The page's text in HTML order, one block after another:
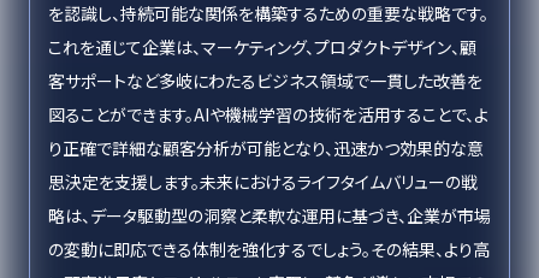
を認識し、持続可能な関係を構築するための重要な戦略です。
これを通じて企業は、マーケティング、プロダクトデザイン、顧
客サポートなど多岐にわたるビジネス領域で一貫した改善を
図ることができます。AIや機械学習の技術を活用することで、よ
り正確で詳細な顧客分析が可能となり、迅速かつ効果的な意
思決定を支援します。未来におけるライフタイムバリューの戦
略は、データ駆動型の洞察と柔軟な運用に基づき、企業が市場
の変動に即応できる体制を強化するでしょう。その結果、より高